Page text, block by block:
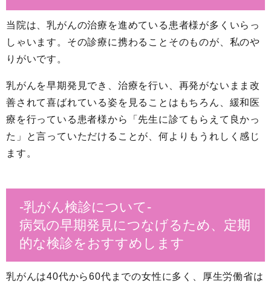
当院は、乳がんの治療を進めている患者様が多くいらっ
しゃいます。その診療に携わることそのものが、私のや
りがいです。
乳がんを早期発見でき、治療を行い、再発がないまま改
善されて喜ばれている姿を見ることはもちろん、緩和医
療を行っている患者様から「先生に診てもらえて良かっ
た」と言っていただけることが、何よりもうれしく感じ
ます。
-乳がん検診について-
病気の早期発見につなげるため、定期
的な検診をおすすめします
乳がんは40代から60代までの女性に多く、厚生労働省は